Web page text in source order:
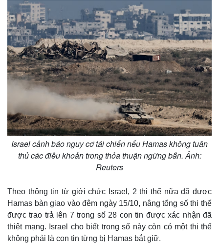
Israel cảnh báo nguy cơ tái chiến nếu Hamas không tuân
thủ các điều khoản trong thỏa thuận ngừng bắn. Ảnh:
Reuters
Theo thông tin từ giới chức Israel, 2 thi thể nữa đã được
Hamas bàn giao vào đêm ngày 15/10, nâng tổng số thi thể
được trao trả lên 7 trong số 28 con tin được xác nhận đã
thiệt mạng. Israel cho biết trong số này còn có một thi thể
không phải là con tin từng bị Hamas bắt giữ.